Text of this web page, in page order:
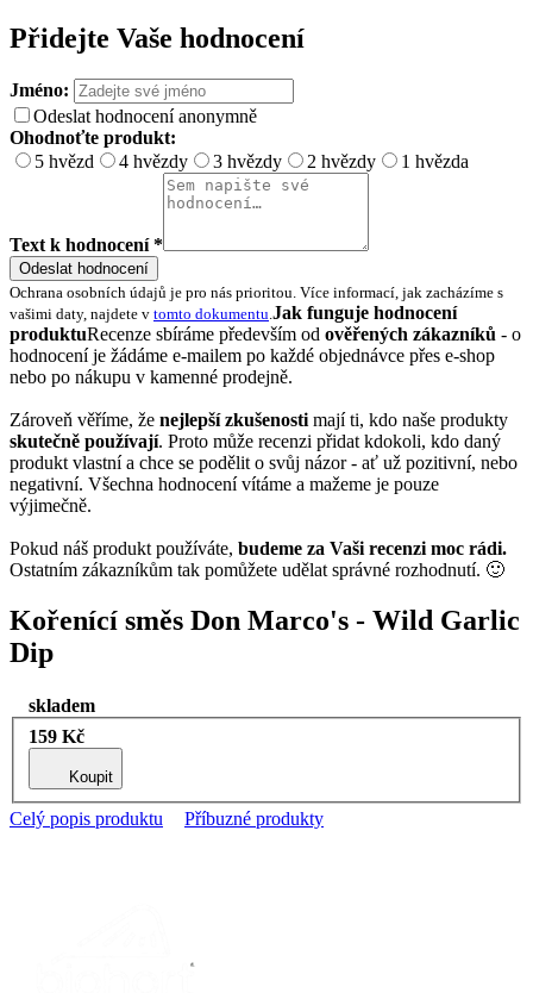
Přidejte Vaše hodnocení
Jméno:
Odeslat hodnocení anonymně
Ohodnoťte produkt:
5 hvězd
4 hvězdy 3 hvězdy 2 hvězdy 1 hvězda
Text k hodnocení *
Odeslat hodnocení
Ochrana osobních údajů je pro nás prioritou. Více informací, jak zacházíme s
vašimi daty, najdete v tomto dokumentu.Jak funguje hodnocení
produktuRecenze sbíráme především od ověřených zákazníků - o
hodnocení je žádáme e-mailem po každé objednávce přes e-shop
nebo po nákupu v kamenné prodejně.
Zároveň věříme, že nejlepší zkušenosti mají ti, kdo naše produkty
skutečně používají. Proto může recenzi přidat kdokoli, kdo daný
produkt vlastní a chce se podělit o svůj názor - ať už pozitivní, nebo
negativní. Všechna hodnocení vítáme a mažeme je pouze
výjimečně.
Pokud náš produkt používáte, budeme za Vaši recenzi moc rádi.
Ostatním zákazníkům tak pomůžete udělat správné rozhodnutí. 🙂
Kořenící směs Don Marco's - Wild Garlic
Dip
skladem
159 Kč
Koupit
Celý popis produktu Příbuzné produkty